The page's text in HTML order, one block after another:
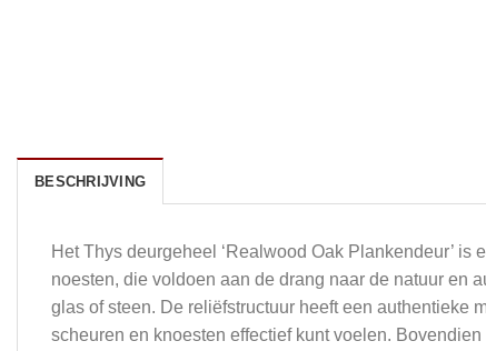
BESCHRIJVING
Het Thys deurgeheel ‘Realwood Oak Plankendeur’ is
noesten, die voldoen aan de drang naar de natuur en
glas of steen. De reliëfstructuur heeft een authentieke
scheuren en knoesten effectief kunt voelen.